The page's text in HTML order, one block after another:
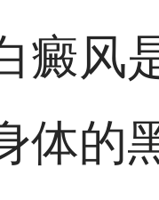
癜风
体的